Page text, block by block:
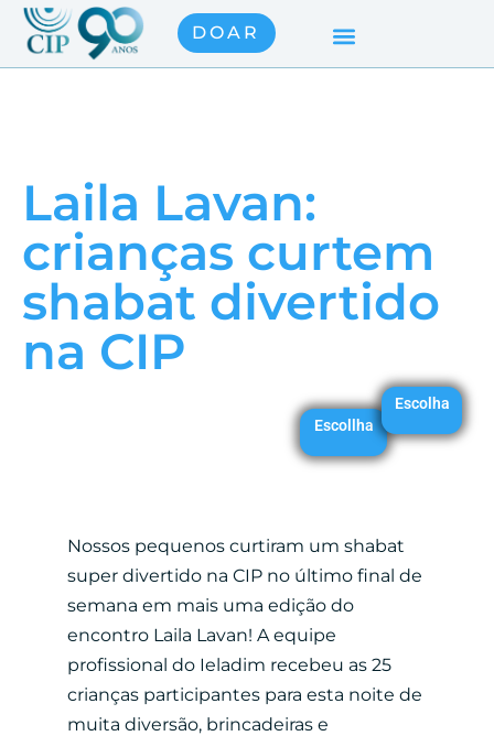
DOAR
Laila Lavan:
crianças curtem
shabat divertido
na CIP
Escollha
Escolha
Nossos pequenos curtiram um shabat
super divertido na CIP no último final de
semana em mais uma edição do
encontro Laila Lavan! A equipe
profissional do Ieladim recebeu as 25
crianças participantes para esta noite de
muita diversão, brincadeiras e